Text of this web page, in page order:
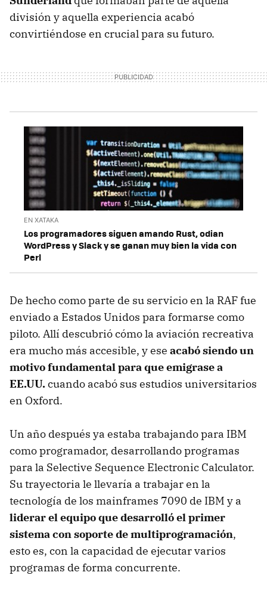
división y aquella experiencia acabó
convirtiéndose en crucial para su futuro.
EN XATAKA
Los programadores siguen amando Rust, odian
WordPress y Slack y se ganan muy bien la vida con
Perl
De hecho como parte de su servicio en la RAF fue
enviado a Estados Unidos para formarse como
piloto. Allí descubrió cómo la aviación recreativa
era mucho más accesible, y ese acabó siendo un
motivo fundamental para que emigrase a
EE.UU.cuando acabó sus estudios universitarios
en Oxford.
Un año después ya estaba trabajando para IBM
como programador, desarrollando programas
para la Selective Sequence Electronic Calculator.
Su trayectoria le llevaría a trabajar en la
tecnología de los mainframes 7090 de IBM y a
liderar el equipo que desarrolló el primer
sistema con soporte de multiprogramación,
esto es, con la capacidad de ejecutar varios
programas de forma concurrente.